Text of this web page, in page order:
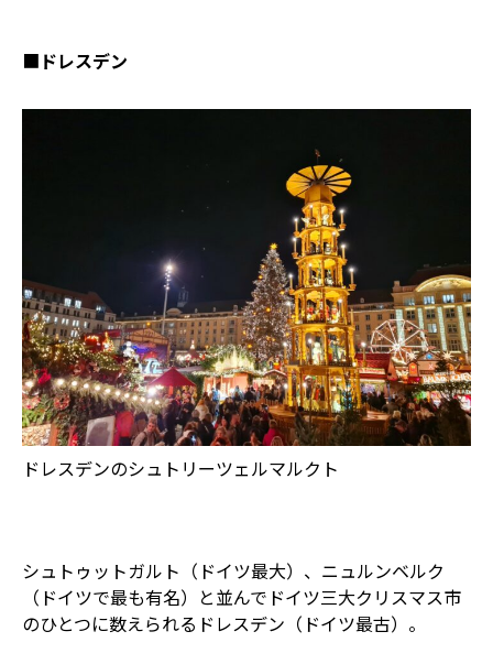
■ ドレスデン
ドレスデンのシュトリーツェルマルクト
シュトゥットガルト（ドイツ最大）、ニュルンベルク
（ドイツで最も有名）と並んでドイツ三大クリスマス市
のひとつに数えられるドレスデン（ドイツ最古）。